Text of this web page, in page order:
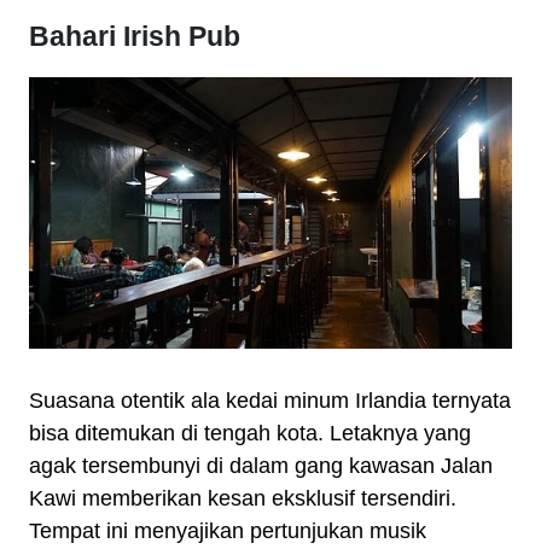
Bahari Irish Pub
Suasana otentik ala kedai minum Irlandia ternyata
bisa ditemukan di tengah kota. Letaknya yang
agak tersembunyi di dalam gang kawasan Jalan
Kawi memberikan kesan eksklusif tersendiri.
Tempat ini menyajikan pertunjukan musik